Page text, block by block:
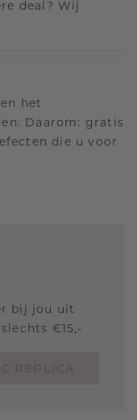
deal? Wij
het
Daarom: gratis
die u voor
bij jou uit
€15,-